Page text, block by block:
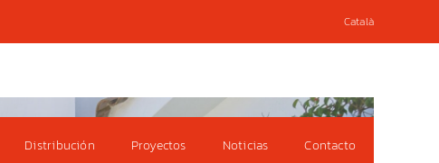
Català
Distribución Proyectos Noticias Contacto